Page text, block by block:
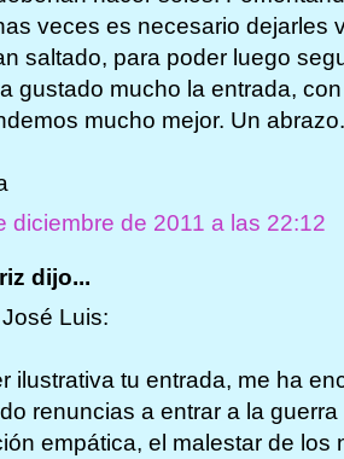
veces es necesario dejarles
saltado, para poder luego
gustado mucho la entrada,
mucho mejor. Un
diciembre de 2011 a las 22:12
dijo...
Luis:
ilustrativa tu entrada, me ha
renuncias a entrar a la
empática, el malestar de